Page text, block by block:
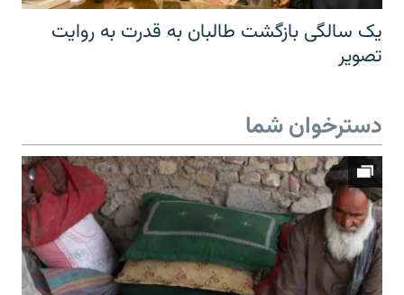
یک سالگی بازگشت طالبان به قدرت به روایت
تصویر
دسترخوان شما